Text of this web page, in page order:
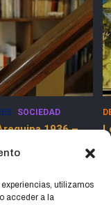
utilizamos
acceder a la